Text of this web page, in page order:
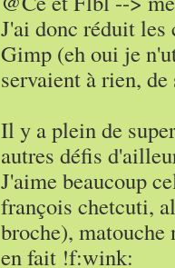
J'ai donc réduit les
Gimp (eh oui je
servaient à rien,
Il y a plein de
autres défis
J'aime beaucoup
françois chetcuti,
broche), matouche
en fait !f:wink: